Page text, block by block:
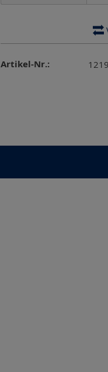
Artikel-Nr.: